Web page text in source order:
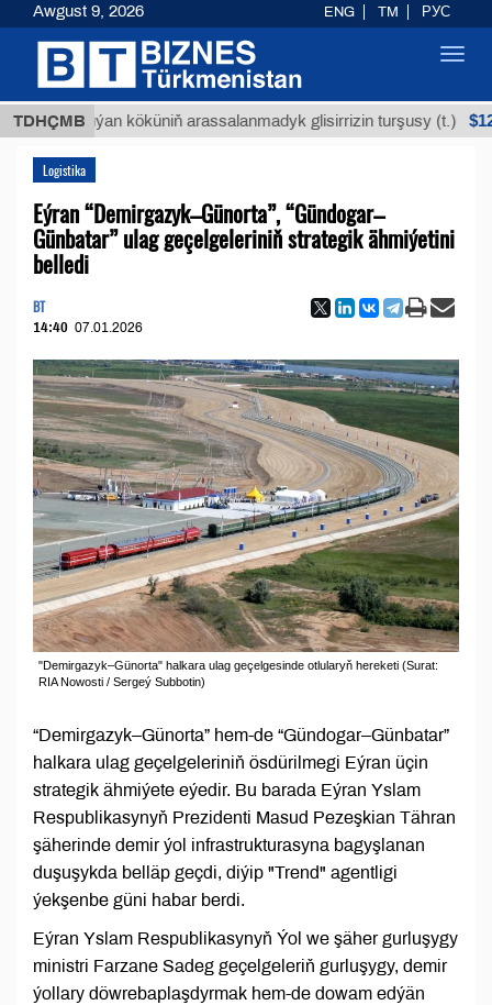
TDHÇMB
Buýan köküniň arassalanmadyk glisirrizin turşusy (t.) $12935,18
Logistika
Eýran “Demirgazyk–Günorta”, “Gündogar–
Günbatar” ulag geçelgeleriniň strategik ähmiýetini
belledi
BT
14:40 07.01.2026
"Demirgazyk–Günorta" halkara ulag geçelgesinde otlularyň hereketi (Surat:
RIA Nowosti / Sergeý Subbotin)
“Demirgazyk–Günorta” hem-de “Gündogar–Günbatar”
halkara ulag geçelgeleriniň ösdürilmegi Eýran üçin
strategik ähmiýete eýedir. Bu barada Eýran Yslam
Respublikasynyň Prezidenti Masud Pezeşkian Tähran
şäherinde demir ýol infrastrukturasyna bagyşlanan
duşuşykda belläp geçdi, diýip "Trend" agentligi
ýekşenbe güni habar berdi.
Eýran Yslam Respublikasynyň Ýol we şäher gurluşygy
ministri Farzane Sadeg geçelgeleriň gurluşygy, demir
ýollary döwrebaplaşdyrmak hem-de dowam edýän
Awgust 9, 2026 ENG TM РУС